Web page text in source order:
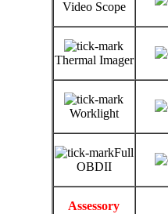
Video Scope
Thermal Imager
Worklight
Full
OBDII
Assessory